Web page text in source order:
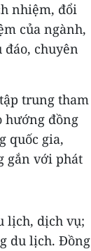
nhiệm, đổi
của ngành,
đáo, chuyên
trung tham
hướng đồng
quốc gia,
gắn với phát
lịch, dịch vụ;
du lịch. Đồng